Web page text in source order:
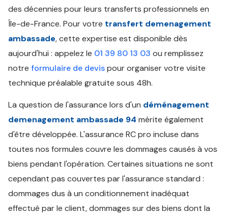
des décennies pour leurs transferts professionnels en
Île-de-France. Pour votre transfert demenagement
ambassade, cette expertise est disponible dès
aujourd'hui : appelez le 01 39 80 13 03 ou remplissez
notre formulaire de devispour organiser votre visite
technique préalable gratuite sous 48h.
La question de l'assurance lors d'un déménagement
demenagement ambassade 94 mérite également
d'être développée. L'assurance RC pro incluse dans
toutes nos formules couvre les dommages causés à vos
biens pendant l'opération. Certaines situations ne sont
cependant pas couvertes par l'assurance standard :
dommages dus à un conditionnement inadéquat
effectué par le client, dommages sur des biens dont la